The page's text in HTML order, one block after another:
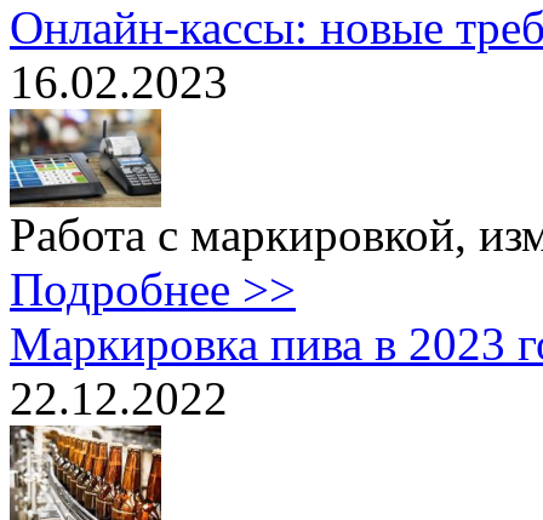
Онлайн-кассы: новые
16.02.2023
Работа с маркировкой,
Подробнее >>
Маркировка пива в 2023
22.12.2022